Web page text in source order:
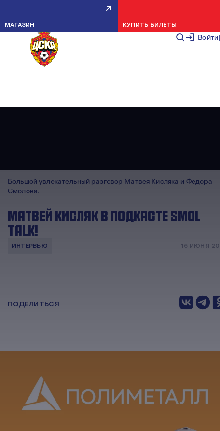
Войти
МАГАЗИН КУПИТЬ БИЛЕТЫ
Большой увлекательный разговор Матвея Кисляка и Федора
Смолова.
МАТВЕЙ КИСЛЯК В ПОДКАСТЕ SMOL
TALK!
ИНТЕРВЬЮ 16 ИЮНЯ
ПОДЕЛИТЬСЯ